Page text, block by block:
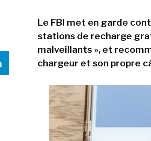
Le FBI met en garde
stations de recharge
malveillants », et
chargeur et son propre